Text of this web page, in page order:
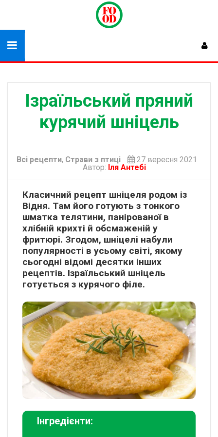
Ізраїльський пряний
курячий шніцель
Всі рецепти, Страви з птиці
27 вересня 2021
Автор: Іля Антебі
Класичний рецепт шніцеля родом із
Відня. Там його готують з тонкого
шматка телятини, панірованої в
хлібній крихті й обсмаженій у
фритюрі. Згодом, шніцелі набули
популярності в усьому світі, якому
сьогодні відомі десятки інших
рецептів. Ізраїльський шніцель
готується з курячого філе.
Інгредієнти: